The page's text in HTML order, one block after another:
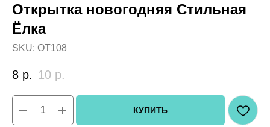
Открытка новогодняя Стильная
Ёлка
SKU: OT108
8 р. 10 р.
КУПИТЬ